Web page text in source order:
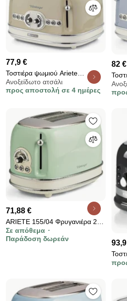
77,9 €
Τοστιέρα ψωμιού Ariete
VINTAGE 0156/03, 1600W, 4
φέτες, 3 λειτουργίες, 6 στάδια,
Ανοξείδωτο ατσάλι
προς αποστολή σε 4 ημέρες
82 €
71,88 €
ARIETE 155/04 Φρυγανιέρα 2
Θέσεων 810W Πράσινη
Σε απόθεμα
Παράδοση δωρεάν